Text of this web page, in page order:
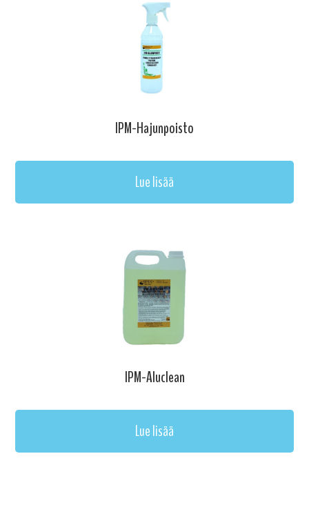
IPM-Hajunpoisto
Lue lisää
IPM-Aluclean
Lue lisää